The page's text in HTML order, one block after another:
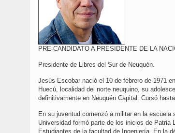
PRE-CANDIDATO A PRESIDENTE DE LA
Presidente de Libres del Sur de Neuquén.
Jesús Escobar nació el 10 de febrero de 1971
Huecú, localidad del norte neuquino, su
definitivamente en Neuquén Capital. Cursó
En su juventud comenzó a militar en la
Universidad formó parte de los inicios de Patria
Estudiantes de la facultad de Ingeniería. En la